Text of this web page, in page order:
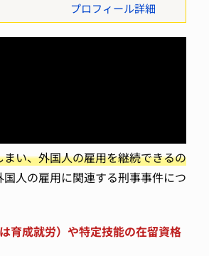
プロフィール詳細
い、外国人の雇用を継続できるの
人の雇用に関連する刑事事件につ
育成就労）や特定技能の在留資格